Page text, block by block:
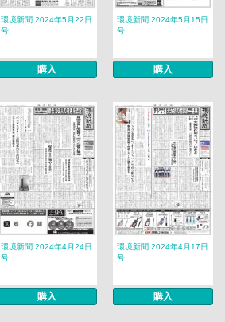
環境新聞 2024年5月22日
号
購入
環境新聞 2024年5月15日
号
購入
環境新聞 2024年4月24日
号
購入
環境新聞 2024年4月17日
号
購入